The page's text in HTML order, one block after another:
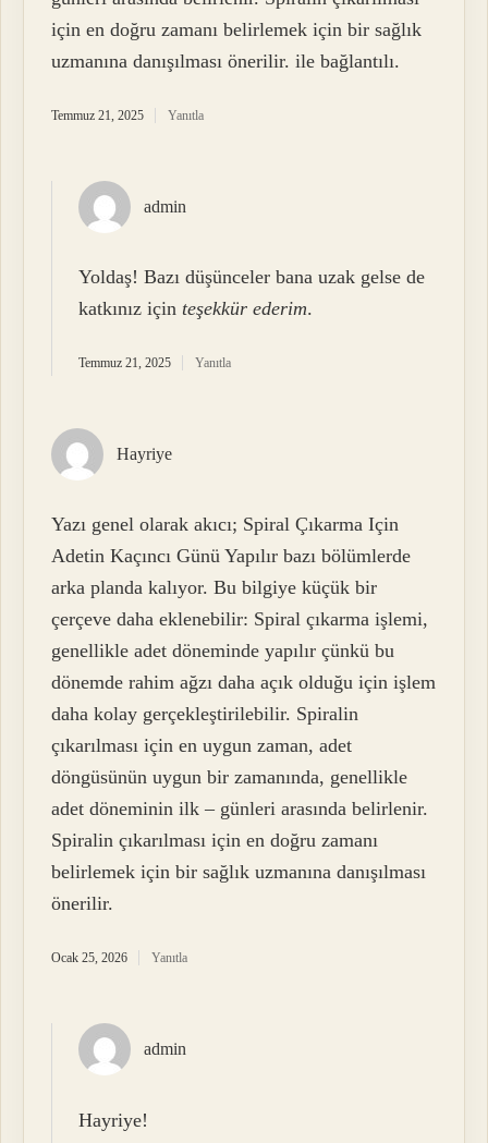
için en doğru zamanı belirlemek için bir sağlık
uzmanına danışılması önerilir. ile bağlantılı.
Temmuz 21, 2025 Yanıtla
admin
Yoldaş! Bazı düşünceler bana uzak gelse de
katkınız için teşekkür ederim.
Temmuz 21, 2025 Yanıtla
Hayriye
Yazı genel olarak akıcı; Spiral Çıkarma Için
Adetin Kaçıncı Günü Yapılır bazı bölümlerde
arka planda kalıyor. Bu bilgiye küçük bir
çerçeve daha eklenebilir: Spiral çıkarma işlemi,
genellikle adet döneminde yapılır çünkü bu
dönemde rahim ağzı daha açık olduğu için işlem
daha kolay gerçekleştirilebilir. Spiralin
çıkarılması için en uygun zaman, adet
döngüsünün uygun bir zamanında, genellikle
adet döneminin ilk – günleri arasında belirlenir.
Spiralin çıkarılması için en doğru zamanı
belirlemek için bir sağlık uzmanına danışılması
önerilir.
Ocak 25, 2026 Yanıtla
admin
Hayriye!